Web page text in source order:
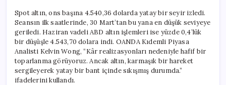
Spot altın, ons başına 4.540,36 dolarda yatay bir seyir izledi.
Seansın ilk saatlerinde, 30 Mart’tan bu yana en düşük seviyeye
geriledi. Haziran vadeli ABD altın işlemleri ise yüzde 0,4’lük
bir düşüşle 4.543,70 dolara indi. OANDA Kıdemli Piyasa
Analisti Kelvin Wong, “Kâr realizasyonları nedeniyle hafif bir
toparlanma görüyoruz. Ancak altın, karmaşık bir hareket
sergileyerek yatay bir bant içinde sıkışmış durumda.”
ifadelerini kullandı.